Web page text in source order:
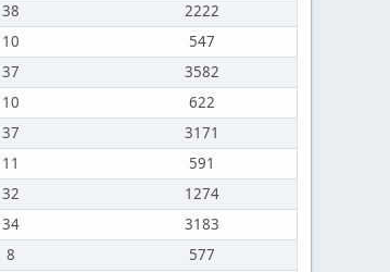
38
2222
10
547
37
3582
10
622
37
3171
11
591
32
1274
34
3183
8
577